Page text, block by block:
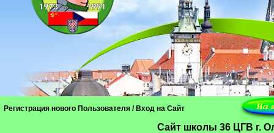
Регистрация нового Пользователя / Вход на Сайт
Cайт школы 36 ЦГВ г.